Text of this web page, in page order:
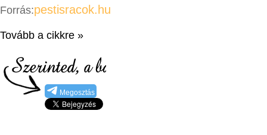
Forrás:pestisracok.hu
Tovább a cikkre »
Megosztás